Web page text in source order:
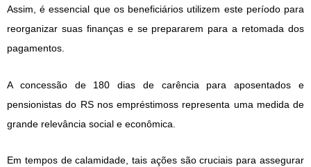
Assim, é essencial que os beneficiários utilizem este período para
reorganizar suas finanças e se prepararem para a retomada dos
pagamentos.
A concessão de 180 dias de carência para aposentados e
pensionistas do RS nos empréstimoss representa uma medida de
grande relevância social e econômica.
Em tempos de calamidade, tais ações são cruciais para assegurar